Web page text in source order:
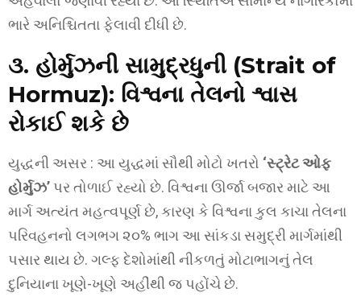
ભારે અનિશ્ચિતતા ફેલાવી દીધી છે.
૩. હોર્મુઝની સામુદ્રધુની (Strait of
Hormuz): વિશ્વના તેલનો શ્વાસ
રોકાઈ શકે છે
યુદ્ધની અસર : આ યુદ્ધમાં સૌથી મોટો ખતરો ‘સ્ટ્રેટ ઓફ
હોર્મુઝ’ પર તોળાઈ રહ્યો છે. વિશ્વના ઊર્જા બજાર માટે આ
માર્ગ અત્યંત મહત્વપૂર્ણ છે, કારણ કે વિશ્વના કુલ કાચા તેલના
પરિવહનનો લગભગ ૨૦% ભાગ આ સાંકડા સમુદ્રી માર્ગમાંથી
પસાર થાય છે. ગલ્ફ દેશોમાંથી નીકળતું મોટાભાગનું તેલ
દુનિયાના ખૂણે-ખૂણે અહીંથી જ પહોંચે છે.